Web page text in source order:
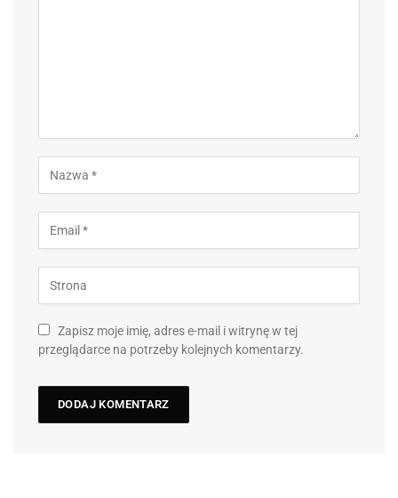
Zapisz moje imię, adres e-mail i witrynę w tej
przeglądarce na potrzeby kolejnych komentarzy.